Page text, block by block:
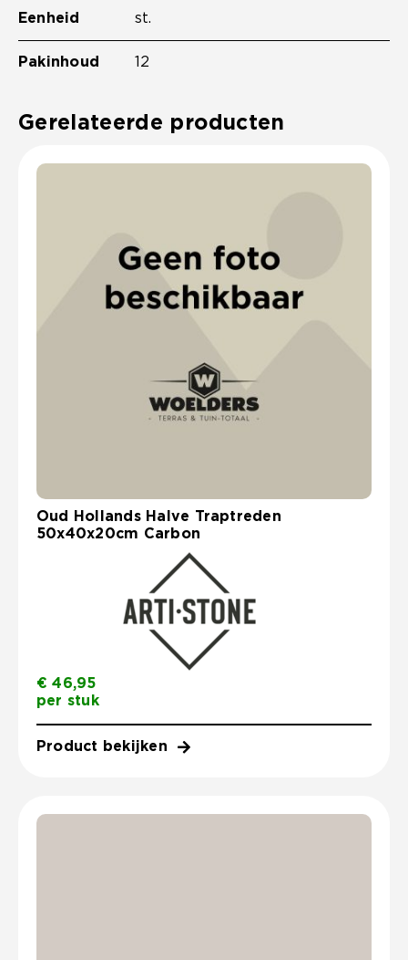
Eenheid st.
Pakinhoud 12
Gerelateerde producten
Oud Hollands Halve Traptreden
50x40x20cm Carbon
€ 46,95
per stuk
Product bekijken